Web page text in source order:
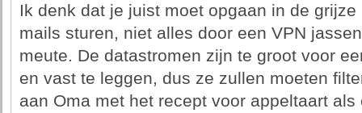
Ik denk dat je juist moet opgaan in de
mails sturen, niet alles door een VPN
meute. De datastromen zijn te groot voor
en vast te leggen, dus ze zullen moeten
aan Oma met het recept voor appeltaart